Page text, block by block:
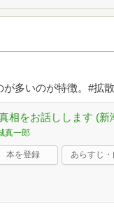
多いのが特徴。#拡
相をお話しします (新
真一郎
本を登録 あらすじ・